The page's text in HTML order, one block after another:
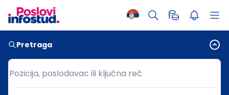
Pretraga
Pozicija, poslodavac ili ključna reč
Pozicija, poslodavac ili ključna reč